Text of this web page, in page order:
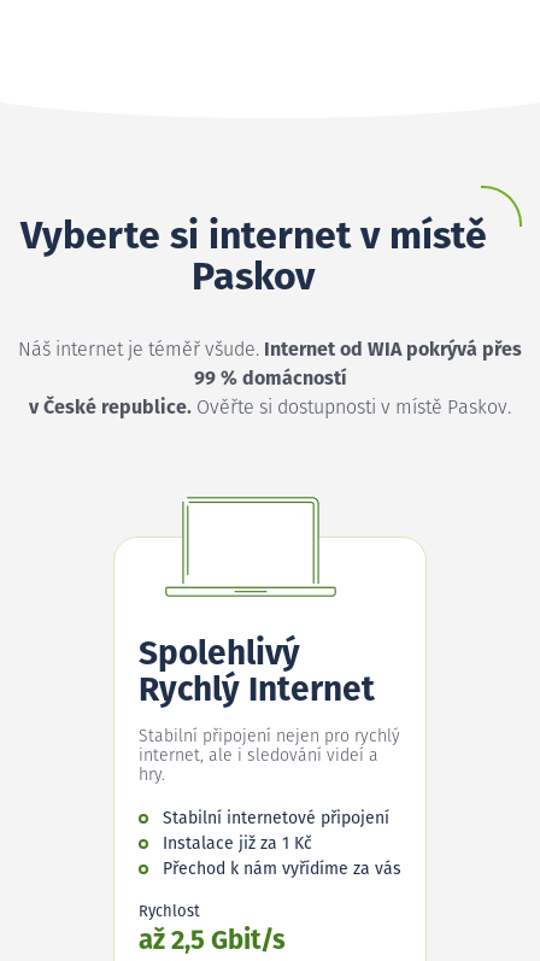
Vyberte si internet v místě
Paskov
Náš internet je téměř všude. Internet od WIA pokrývá přes
99 % domácností
v České republice. Ověřte si dostupnosti v místě Paskov.
Spolehlivý
Rychlý Internet
Stabilní připojení nejen pro rychlý
internet, ale i sledování videí a
hry.
Stabilní internetové připojení
Instalace již za 1 Kč
Přechod k nám vyřídíme za vás
Rychlost
až 2,5 Gbit/s